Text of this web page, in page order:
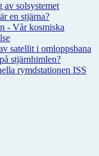
av solsystemet
en stjärna?
- Vår kosmiska
satellit i omloppsbana
stjärnhimlen?
rymdstationen ISS